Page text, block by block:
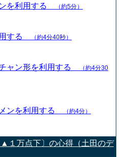
を利用する （約5分）
する （約4分40秒）
ャン形を利用する
（約4分30
ンを利用する （約4分）
１万点下〕の心得（土田のデ